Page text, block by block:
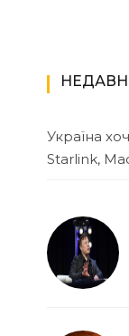
Україна
Starlink,